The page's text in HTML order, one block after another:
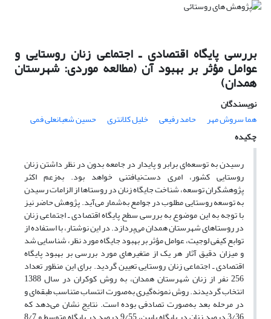
بررسی پایگاه اقتصادی ـ اجتماعی زنان روستایی و
عوامل مؤثر بر بهبود آن (مطالعه موردی: شهرستان
همدان)
نویسندگان
هما سروش مهر
حامد رفیعی خلیل کلانتری
حسین شعبانعلی فمی
چکیده
رسیدن به توسعه‌ای برابر و پایدار در جامعه بدون در نظر داشتن زنان
روستایی کشور، امری دست‌نیافتنی خواهد بود. به‌زعم اکثر
پژوهشگران توسعه، شناخت جایگاه زنان در روستاها از الزامات رسیدن
به توسعه روستایی مطلوب در جوامع به‌شمار می‌آید. پژوهش حاضر نیز
با توجه به این موضوع به بررسی سطح پایگاه اقتصادی ـ اجتماعی زنان
در روستاهای شهرستان همدان می‌پردازد. در این نوشتار، با استفاده از
توابع کیفی لوجیت، عوامل مؤثر بر بهبود جایگاه مورد نظر، شناسایی شد
و میزان دقیق آثار هر یک از متغیرهای مورد بررسی بر بهبود پایگاه
اقتصادی ـ اجتماعی زنان روستایی تعیین گردید. برای این منظور تعداد
256 نفر از زنان شهرستان همدان، به روش کوکران در سال 1388
انتخاب گردیدند. روش نمونه‌گیری به‌صورت انتساب متناسب طبقه‌ای و
در مرحله‌ بعد به‌صورت تصادفی بوده است. نتایج نشان می‌دهد که